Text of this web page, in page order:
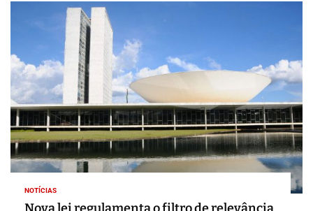
NOTÍCIAS